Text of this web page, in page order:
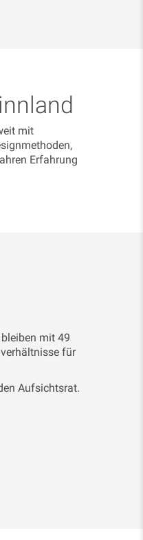
mit
Erfahrung
mit 49
für
Aufsichtsrat.